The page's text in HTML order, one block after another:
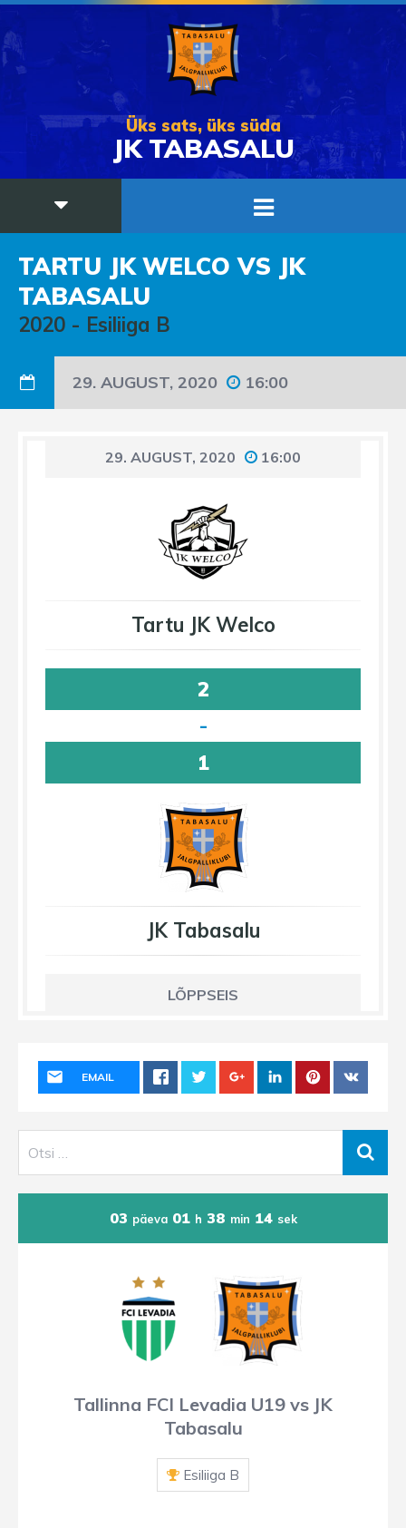
Üks sats, üks süda
JK TABASALU
TARTU JK WELCO VS JK
TABASALU
2020 - Esiliiga B
29. AUGUST, 2020 16:00
29. AUGUST, 2020 16:00
Tartu JK Welco
2
-
1
JK Tabasalu
LÕPPSEIS
EMAIL
03 päeva 01 h 38 min 14 sek
Tallinna FCI Levadia U19 vs JK
Tabasalu
Esiliiga B